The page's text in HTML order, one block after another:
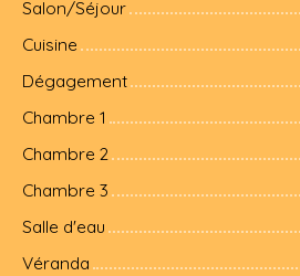
Salon/Séjour
Cuisine
Dégagement
Chambre 1
Chambre 2
Chambre 3
Salle d'eau
Véranda